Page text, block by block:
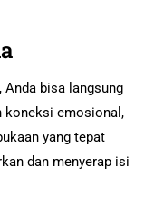
Anda bisa langsung
koneksi emosional,
yang tepat
dan menyerap isi